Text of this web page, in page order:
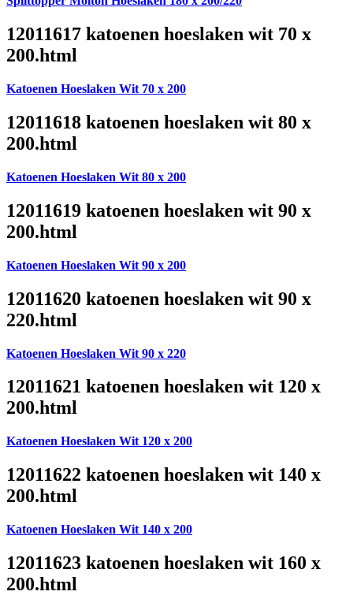
12011617 katoenen hoeslaken wit 70 x
200.html
Katoenen Hoeslaken Wit 70 x 200
12011618 katoenen hoeslaken wit 80 x
200.html
Katoenen Hoeslaken Wit 80 x 200
12011619 katoenen hoeslaken wit 90 x
200.html
Katoenen Hoeslaken Wit 90 x 200
12011620 katoenen hoeslaken wit 90 x
220.html
Katoenen Hoeslaken Wit 90 x 220
12011621 katoenen hoeslaken wit 120 x
200.html
Katoenen Hoeslaken Wit 120 x 200
12011622 katoenen hoeslaken wit 140 x
200.html
Katoenen Hoeslaken Wit 140 x 200
12011623 katoenen hoeslaken wit 160 x
200.html